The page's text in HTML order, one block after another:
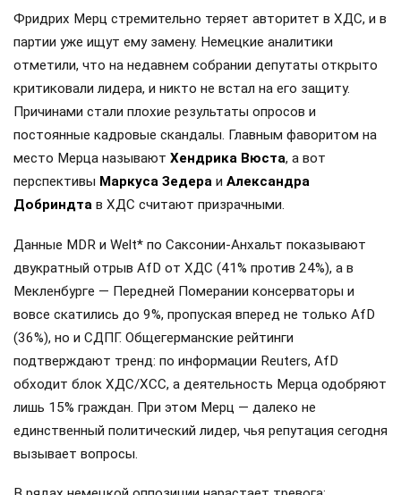
Фридрих Мерц стремительно теряет авторитет в ХДС, и в
партии уже ищут ему замену. Немецкие аналитики
отметили, что на недавнем собрании депутаты открыто
критиковали лидера, и никто не встал на его защиту.
Причинами стали плохие результаты опросов и
постоянные кадровые скандалы. Главным фаворитом на
место Мерца называют Хендрика Вюста, а вот
перспективы Маркуса Зедера и Александра
Добриндта в ХДС считают призрачными.
Данные MDR и Welt* по Саксонии-Анхальт показывают
двукратный отрыв AfD от ХДС (41% против 24%), а в
Мекленбурге — Передней Померании консерваторы и
вовсе скатились до 9%, пропуская вперед не только AfD
(36%), но и СДПГ. Общегерманские рейтинги
подтверждают тренд: по информации Reuters, AfD
обходит блок ХДС/ХСС, а деятельность Мерца одобряют
лишь 15% граждан. При этом Мерц — далеко не
единственный политический лидер, чья репутация сегодня
вызывает вопросы.